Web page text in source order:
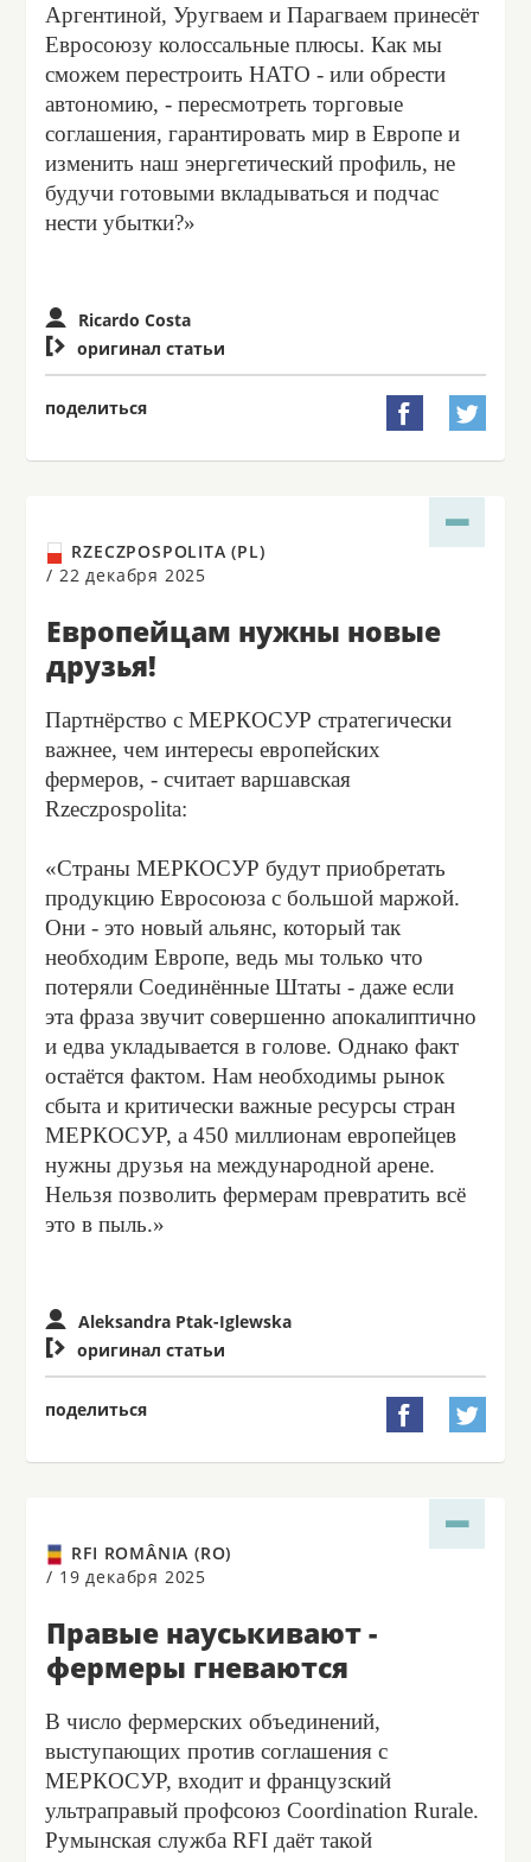
Аргентиной, Уругваем и Парагваем принесёт
Евросоюзу колоссальные плюсы. Как мы
сможем перестроить НАТО - или обрести
автономию, - пересмотреть торговые
соглашения, гарантировать мир в Европе и
изменить наш энергетический профиль, не
будучи готовыми вкладываться и подчас
нести убытки?»
Ricardo Costa
 оригинал статьи
поделиться  
RZECZPOSPOLITA (PL)
/ 22 декабря 2025
Европейцам нужны новые
друзья!
Партнёрство с МЕРКОСУР стратегически
важнее, чем интересы европейских
фермеров, - считает варшавская
Rzeczpospolita:
«Страны МЕРКОСУР будут приобретать
продукцию Евросоюза с большой маржой.
Они - это новый альянс, который так
необходим Европе, ведь мы только что
потеряли Соединённые Штаты - даже если
эта фраза звучит совершенно апокалиптично
и едва укладывается в голове. Однако факт
остаётся фактом. Нам необходимы рынок
сбыта и критически важные ресурсы стран
МЕРКОСУР, а 450 миллионам европейцев
нужны друзья на международной арене.
Нельзя позволить фермерам превратить всё
это в пыль.»
Aleksandra Ptak-Iglewska
 оригинал статьи
поделиться  
RFI ROMÂNIA (RO)
/ 19 декабря 2025
Правые науськивают -
фермеры гневаются
В число фермерских объединений,
выступающих против соглашения с
МЕРКОСУР, входит и французский
ультраправый профсоюз Coordination Rurale.
Румынская служба RFI даёт такой